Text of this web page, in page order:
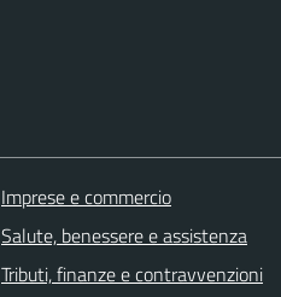
Imprese e commercio
Salute, benessere e assistenza
Tributi, finanze e contravvenzioni